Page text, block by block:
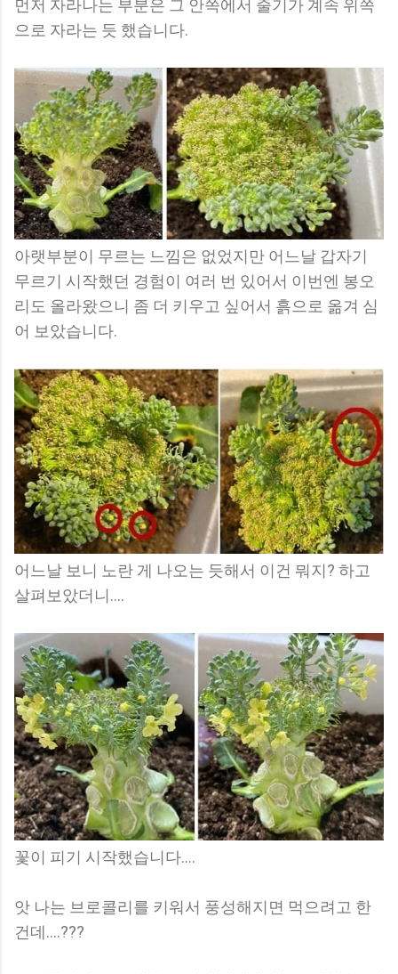
먼저 자라나는 부분은 그 안쪽에서 줄기가 계속 위쪽
으로 자라는 듯 했습니다.
아랫부분이 무르는 느낌은 없었지만 어느날 갑자기
무르기 시작했던 경험이 여러 번 있어서 이번엔 봉오
리도 올라왔으니 좀 더 키우고 싶어서 흙으로 옮겨 심
어 보았습니다.
어느날 보니 노란 게 나오는 듯해서 이건 뭐지? 하고
살펴보았더니....
꽃이 피기 시작했습니다....
앗 나는 브로콜리를 키워서 풍성해지면 먹으려고 한
건데....???